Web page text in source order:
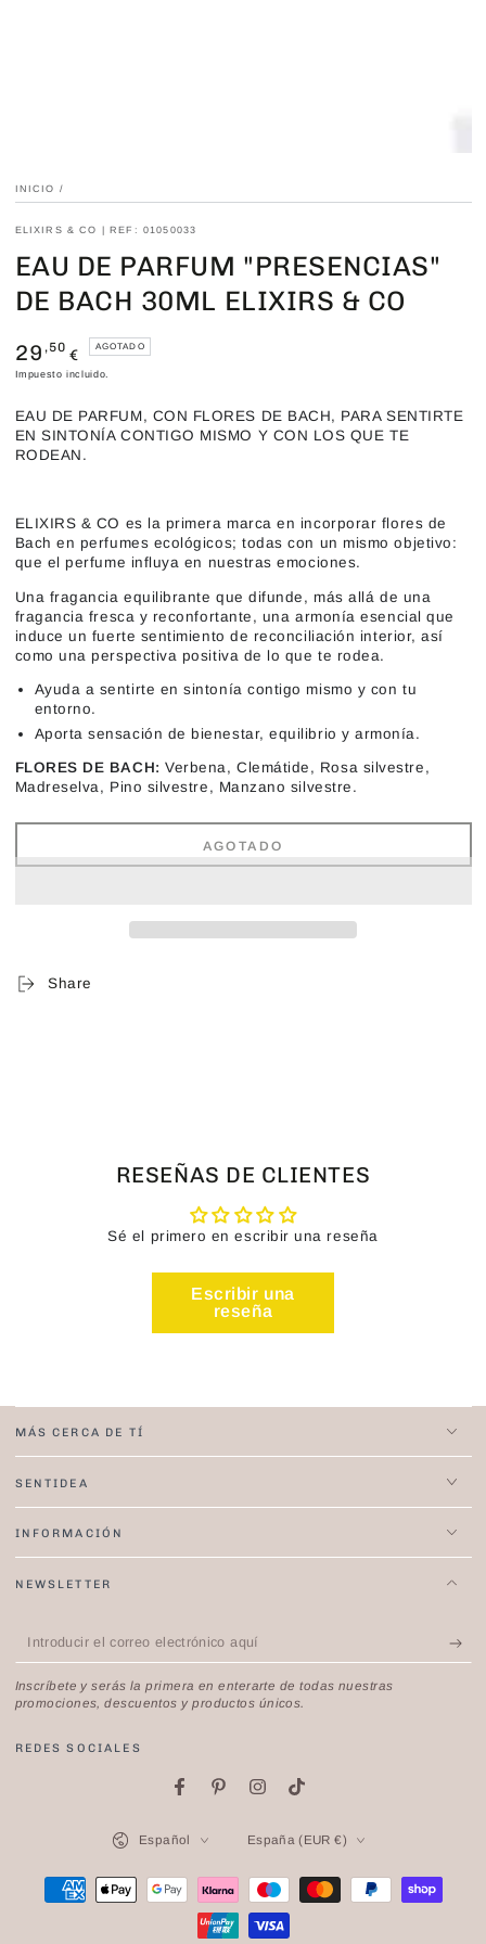
INICIO /
ELIXIRS & CO | REF: 01050033
EAU DE PARFUM "PRESENCIAS"
DE BACH 30ML ELIXIRS & CO
Precio
regular
29 ,50 € AGOTADO
Impuesto incluido.
EAU DE PARFUM, CON FLORES DE BACH, PARA SENTIRTE
EN SINTONÍA CONTIGO MISMO Y CON LOS QUE TE
RODEAN.
ELIXIRS & CO es la primera marca en incorporar flores de
Bach en perfumes ecológicos; todas con un mismo objetivo:
que el perfume influya en nuestras emociones.
Una fragancia equilibrante que difunde, más allá de una
fragancia fresca y reconfortante, una armonía esencial que
induce un fuerte sentimiento de reconciliación interior, así
como una perspectiva positiva de lo que te rodea.
Ayuda a sentirte en sintonía contigo mismo y con tu
entorno.
Aporta sensación de bienestar, equilibrio y armonía.
FLORES DE BACH: Verbena, Clemátide, Rosa silvestre,
Madreselva, Pino silvestre, Manzano silvestre.
AGOTADO
Share
RESEÑAS DE CLIENTES
Sé el primero en escribir una reseña
Escribir una
reseña
MÁS CERCA DE TÍ
SENTIDEA
INFORMACIÓN
NEWSLETTER
Introducir
el
correo
Inscríbete y serás la primera en enterarte de todas nuestras
promociones, descuentos y productos únicos.
REDES SOCIALES
FacebookPinterestInstagramTikTok
Español España (EUR €)
Métodos